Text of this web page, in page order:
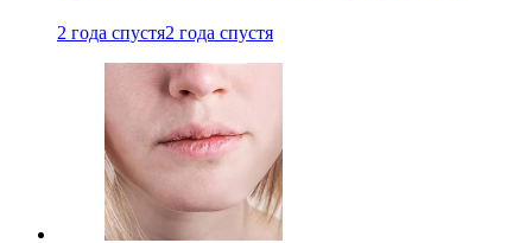
2 года спустя2 года спустя